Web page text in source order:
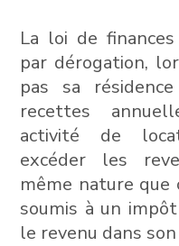
La loi de
par dérogation,
pas sa
recettes
activité de
excéder les
même nature
soumis à un
le revenu dans